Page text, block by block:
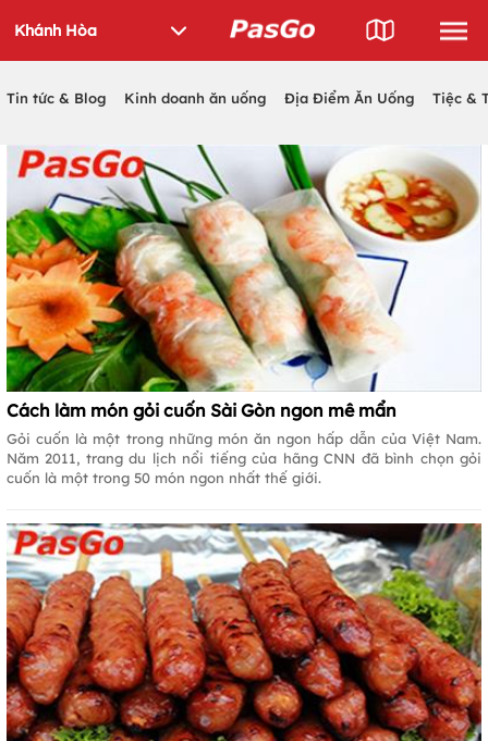
Tin tức & Blog Kinh doanh ăn uống Địa Điểm Ăn Uống Tiệc &
Cách làm món gỏi cuốn Sài Gòn ngon mê mẩn
Gỏi cuốn là một trong những món ăn ngon hấp dẫn của Việt Nam.
Năm 2011, trang du lịch nổi tiếng của hãng CNN đã bình chọn gỏi
cuốn là một trong 50 món ngon nhất thế giới.